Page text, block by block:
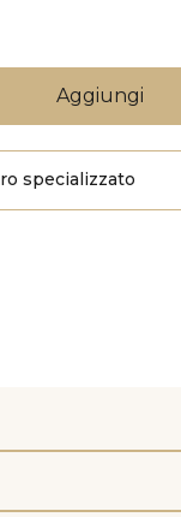
specializzato